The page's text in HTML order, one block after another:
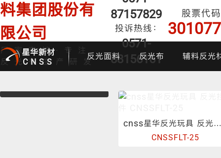
料集团股份有
限公司
厂家直销·专注
反光布生产研发
87157829
投诉热线：
0571-
88156161
股票代码
301077
星华新材
CNSS
反光面料 反光布 辅料反光
cnss星华反光玩具 反光挂件 CNSSFLT-25
CNSSFLT-25